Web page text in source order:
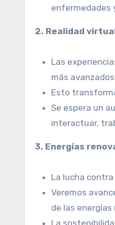
enfermedades
2. Realidad
Las
más
Esto
Se espera un
interactuar,
3. Energías
La lucha
Veremos
de las